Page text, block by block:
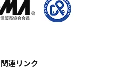
関連リンク